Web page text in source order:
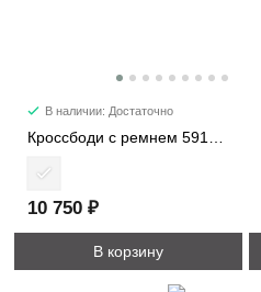
В наличии: Достаточно
10 750 ₽
В корзину